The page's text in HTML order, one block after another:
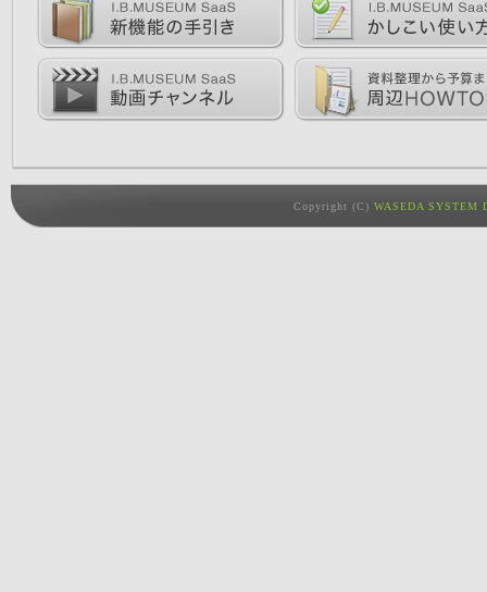
Copyright (C) WASEDA SYSTEM